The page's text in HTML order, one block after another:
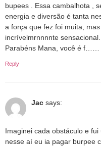
bupees . Essa cambalhota ,
energia e diversão é tanta
a força que fez foi muita,
incrívelmrnnnnte sensacional.
Parabéns Mana, você é f……
Reply
Jac says:
Imaginei cada obstáculo e fui
nesse aí eu ia pagar burpee